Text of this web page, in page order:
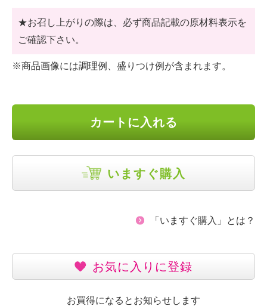
★お召し上がりの際は、必ず商品記載の原材料表示を
ご確認下さい。
※商品画像には調理例、盛りつけ例が含まれます。
カートに入れる
いますぐ購入
「いますぐ購入」とは？
お気に入りに登録
お買得になるとお知らせします